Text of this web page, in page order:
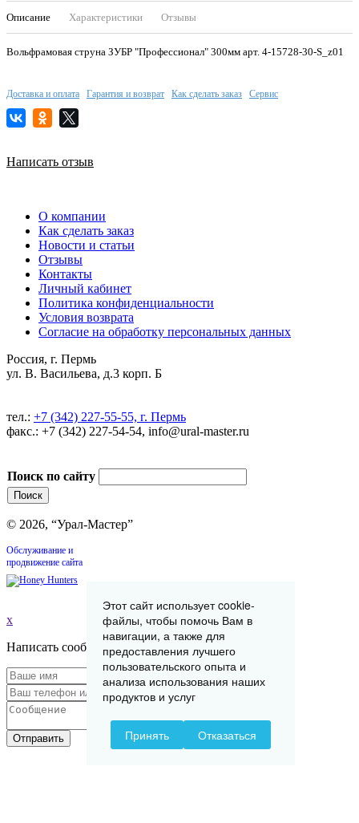
Описание Характеристики Отзывы
Вольфрамовая струна ЗУБР "Профессионал" 300мм арт. 4-15728-30-S_z01
Доставка и оплата Гарантия и возврат Как сделать заказ Сервис
Написать отзыв
О компании
Как сделать заказ
Новости и статьи
Отзывы
Контакты
Личный кабинет
Политика конфиденциальности
Условия возврата
Согласие на обработку персональных данных
Россия, г. Пермь
ул. В. Васильева, д.3 корп. Б
тел.: +7 (342) 227-55-55, г. Пермь
факс.: +7 (342) 227-54-54, info@ural-master.ru
Поиск по сайту
© 2026, “Урал-Мастер”
Обслуживание и
продвижение сайта
x
Написать сообщение
Отправить
Этот сайт использует cookie-
файлы, чтобы помочь Вам в
навигации, а также для
предоставления лучшего
пользовательского опыта и
анализа использования наших
продуктов и услуг
Принять Отказаться